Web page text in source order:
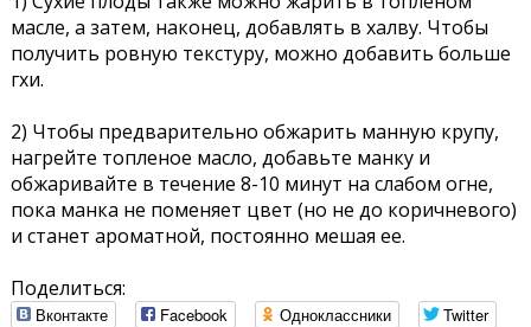
масле, а затем, наконец, добавлять в халву. Чтобы
получить ровную текстуру, можно добавить больше
гхи.
2) Чтобы предварительно обжарить манную крупу,
нагрейте топленое масло, добавьте манку и
обжаривайте в течение 8-10 минут на слабом огне,
пока манка не поменяет цвет (но не до коричневого)
и станет ароматной, постоянно мешая ее.
Поделиться:
Вконтакте Facebook Одноклассники
Twitter